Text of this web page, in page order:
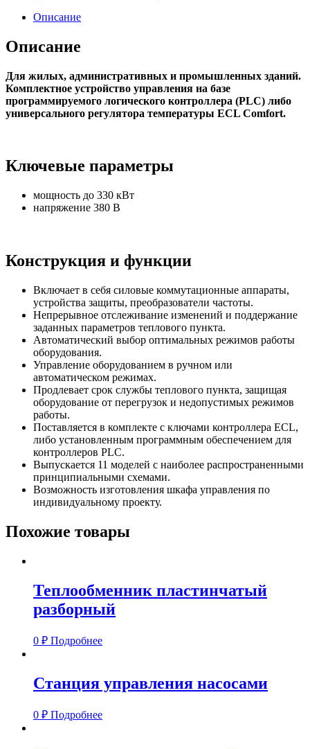
Описание
Описание
Для жилых, административных и промышленных зданий.
Комплектное устройство управления на базе
программируемого логического контроллера (PLC) либо
универсального регулятора температуры ECL Comfort.
Ключевые параметры
мощность до 330 кВт
напряжение 380 В
Конструкция и функции
Включает в себя силовые коммутационные аппараты,
устройства защиты, преобразователи частоты.
Непрерывное отслеживание изменений и поддержание
заданных параметров теплового пункта.
Автоматический выбор оптимальных режимов работы
оборудования.
Управление оборудованием в ручном или
автоматическом режимах.
Продлевает срок службы теплового пункта, защищая
оборудование от перегрузок и недопустимых режимов
работы.
Поставляется в комплекте с ключами контроллера ECL,
либо установленным программным обеспечением для
контроллеров PLC.
Выпускается 11 моделей с наиболее распространенными
принципиальными схемами.
Возможность изготовления шкафа управления по
индивидуальному проекту.
Похожие товары
Теплообменник пластинчатый
разборный
0 ₽ Подробнее
Станция управления насосами
0 ₽ Подробнее